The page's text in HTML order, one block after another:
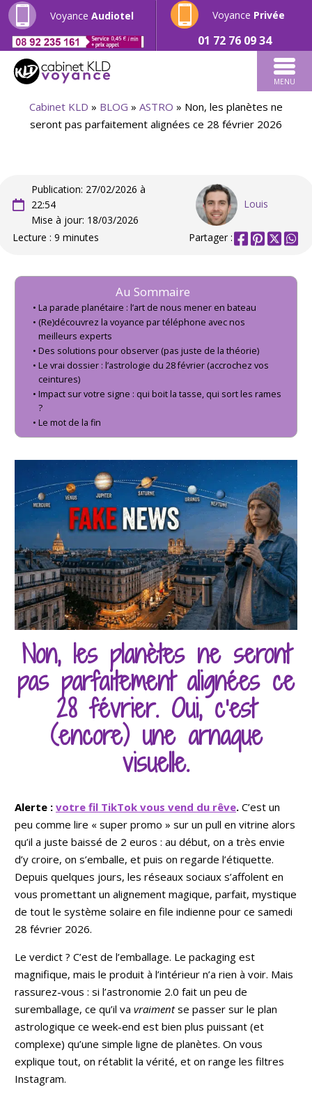
Voyance Audiotel Voyance Privée
01 72 76 09 34
MENU
Cabinet KLD » BLOG » ASTRO » Non, les planètes ne
seront pas parfaitement alignées ce 28 février 2026
Publication: 27/02/2026 à
22:54
Mise à jour: 18/03/2026
Louis
Lecture : 9 minutes Partager :
Au Sommaire
La parade planétaire : l’art de nous mener en bateau
(Re)découvrez la voyance par téléphone avec nos
meilleurs experts
Des solutions pour observer (pas juste de la théorie)
Le vrai dossier : l’astrologie du 28 février (accrochez vos
ceintures)
Impact sur votre signe : qui boit la tasse, qui sort les rames
?
Le mot de la fin
Non, les planètes ne seront
pas parfaitement alignées ce
28 février. Oui, c’est
(encore) une arnaque
visuelle.
Alerte : votre fil TikTok vous vend du rêve. C’est un
peu comme lire « super promo » sur un pull en vitrine alors
qu’il a juste baissé de 2 euros : au début, on a très envie
d’y croire, on s’emballe, et puis on regarde l’étiquette.
Depuis quelques jours, les réseaux sociaux s’affolent en
vous promettant un alignement magique, parfait, mystique
de tout le système solaire en file indienne pour ce samedi
28 février 2026.
Le verdict ? C’est de l’emballage. Le packaging est
magnifique, mais le produit à l’intérieur n’a rien à voir. Mais
rassurez-vous : si l’astronomie 2.0 fait un peu de
suremballage, ce qu’il va vraimentse passer sur le plan
astrologique ce week-end est bien plus puissant (et
complexe) qu’une simple ligne de planètes. On vous
explique tout, on rétablit la vérité, et on range les filtres
Instagram.